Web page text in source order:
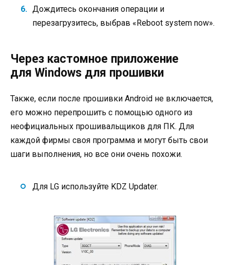
Дождитесь окончания операции и
перезагрузитесь, выбрав «Reboot system now».
Через кастомное приложение
для Windows для прошивки
Также, если после прошивки Android не включается,
его можно перепрошить с помощью одного из
неофициальных прошивальщиков для ПК. Для
каждой фирмы своя программа и могут быть свои
шаги выполнения, но все они очень похожи.
Для LG используйте KDZ Updater.